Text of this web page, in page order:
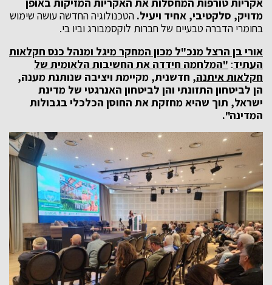
מדויק, סלקטיבי, אחיד ויעיל. הטכנולוגיה החדשה עושה שימוש
בחומרי הדברה טבעיים של חברות לוקסמבורג וביו בי.
אורי בן הרצל מנכ"ל מכון המחקר מיגל ומנהל כנס חקלאות
העתיד: "המלחמה חידדה את החשיבות הלאומית של
חקלאות איתנה, חדשנית, מקיימת ויציבה שנותנת מענה,
הן לביטחון התזונתי והן לביטחון האנרגטי של מדינת
ישראל, תוך שהיא מחזקת את החוסן הכלכלי בגבולות
המדינה".